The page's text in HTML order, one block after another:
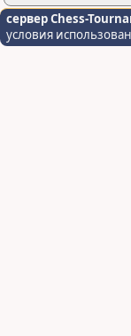
сервер Chess-
условия